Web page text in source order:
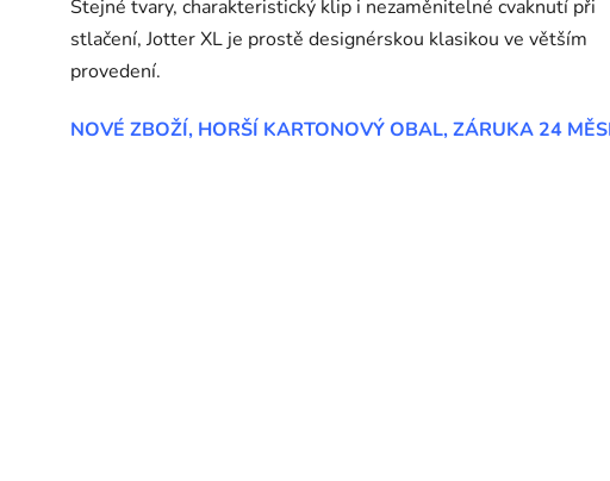
Stejné tvary, charakteristický klip i nezaměnitelné cvaknutí při
stlačení, Jotter XL je prostě designérskou klasikou ve větším
provedení.
NOVÉ ZBOŽÍ, HORŠÍ KARTONOVÝ OBAL, ZÁRUKA 24